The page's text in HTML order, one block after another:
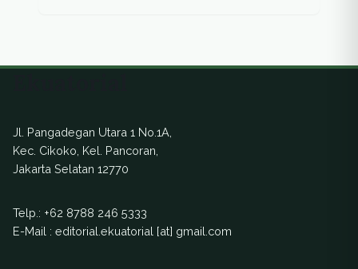
merupakan gunung berapi terbesar di tata
Jl. Pangadegan Utara 1 No.1A,
Kec. Cikoko, Kel. Pancoran,
Jakarta Selatan 12770
Telp.: +62 8788 246 5333
E-Mail : editorial.ekuatorial [at] gmail.com